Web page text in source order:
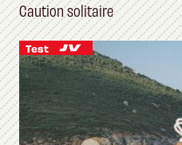
Caution solitaire
Test